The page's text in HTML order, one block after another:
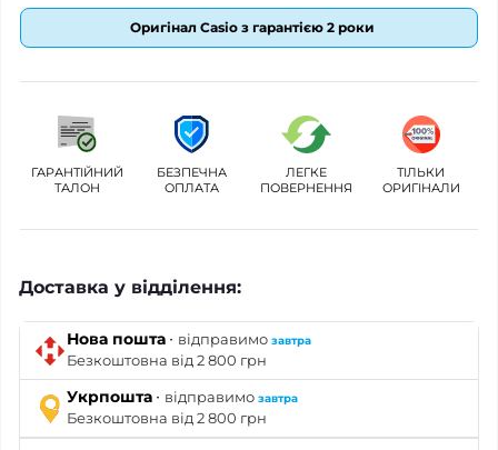
Оригінал Casio з гарантією 2 роки
ГАРАНТІЙНИЙ
ТАЛОН
БЕЗПЕЧНА
ОПЛАТА
ЛЕГКЕ
ПОВЕРНЕННЯ
ТІЛЬКИ
ОРИГІНАЛИ
Доставка у відділення:
Нова пошта · відправимо завтра
Безкоштовна від 2 800 грн
Укрпошта · відправимо завтра
Безкоштовна від 2 800 грн